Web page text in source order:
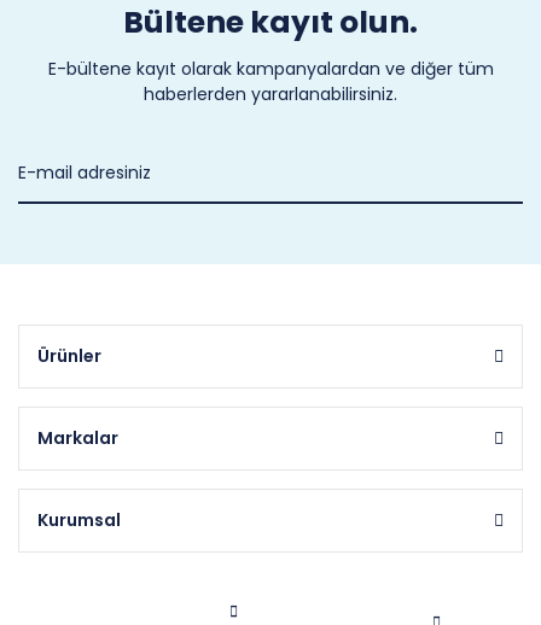
Bültene kayıt olun.
E-bültene kayıt olarak kampanyalardan ve diğer tüm
haberlerden yararlanabilirsiniz.
Ürünler
Markalar
Kurumsal